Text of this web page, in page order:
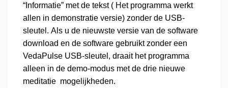
“Informatie” met de tekst ( Het programma werkt
allen in demonstratie versie) zonder de USB-
sleutel. Als u de nieuwste versie van de software
download en de software gebruikt zonder een
VedaPulse USB-sleutel, draait het programma
alleen in de demo-modus met de drie nieuwe
meditatie mogelijkheden.